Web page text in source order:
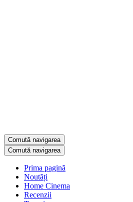
Comută navigarea
Comută navigarea
Prima pagină
Noutăți
Home Cinema
Recenzii